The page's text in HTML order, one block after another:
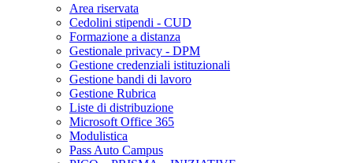
Area riservata
Cedolini stipendi - CUD
Formazione a distanza
Gestionale privacy - DPM
Gestione credenziali istituzionali
Gestione bandi di lavoro
Gestione Rubrica
Liste di distribuzione
Microsoft Office 365
Modulistica
Pass Auto Campus